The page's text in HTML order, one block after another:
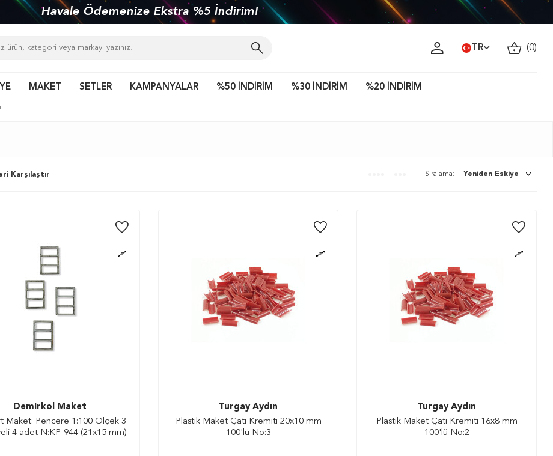
Türkiye'nin her yerine 1450 TL ve üzeri kargo bedava!
TR (0)
MAKET SETLER KAMPANYALAR %50 İNDİRİM %30 İNDİRİM %20 İNDİRİM
Karşılaştır Sıralama:
Demirkol Maket
Maket: Pencere 1:100 Ölçek 3
4 adet N:KP-944 (21x15 mm)
Turgay Aydın
Plastik Maket Çatı Kremiti 20x10 mm
100'lü No:3
Turgay Aydın
Plastik Maket Çatı Kremiti 16x8 mm
100'lü No:2